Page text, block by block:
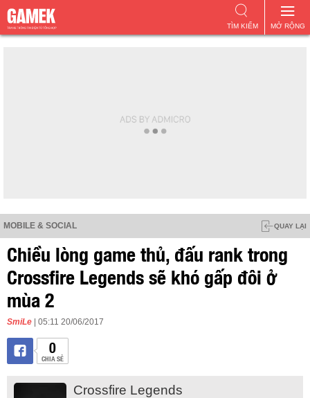
MỞ RỘNG
TÌM KIẾM
MOBILE & SOCIAL QUAY LẠI
Chiều lòng game thủ, đấu rank trong
Crossfire Legends sẽ khó gấp đôi ở
mùa 2
SmiLe | 05:11 20/06/2017
0
CHIA SẺ
Crossfire Legends